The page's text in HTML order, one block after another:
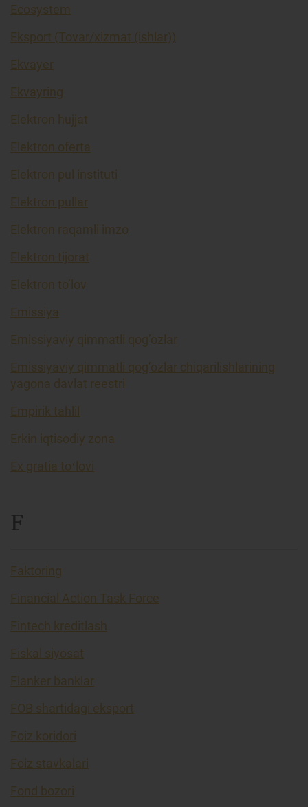
Ecosystem
Eksport (Tovar/xizmat (ishlar))
Ekvayer
Ekvayring
Elektron hujjat
Elektron oferta
Elektron pul instituti
Elektron pullar
Elektron raqamli imzo
Elektron tijorat
Elektron to’lov
Emissiya
Emissiyaviy qimmatli qog’ozlar
Emissiyaviy qimmatli qog’ozlar chiqarilishlarining
yagona davlat reestri
Empirik tahlil
Erkin iqtisodiy zona
Ex gratia toʻlovi
F
Faktoring
Financial Action Task Force
Fintech kreditlash
Fiskal siyosat
Flanker banklar
FOB shartidagi eksport
Foiz koridori
Foiz stavkalari
Fond bozori